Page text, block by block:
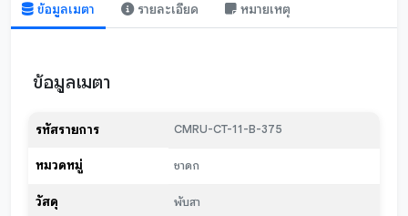
ข้อมูลเมตา รายละเอียด หมายเหตุ
ข้อมูลเมตา
รหัสรายการ CMRU-CT-11-B-375
หมวดหมู่ ชาดก
วัสดุ พับสา